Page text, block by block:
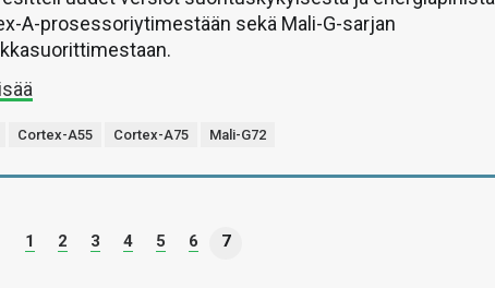
A-prosessoriytimestään sekä Mali-G-sarjan
Cortex-A55 Cortex-A75 Mali-G72
1 2 3 4 5 6 7